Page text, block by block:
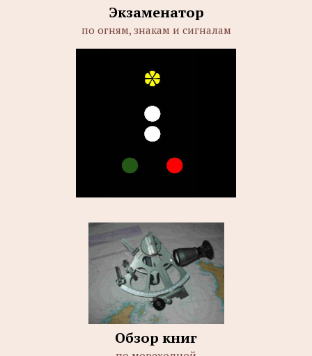
Экзаменатор
по огням, знакам и сигналам
Обзор книг